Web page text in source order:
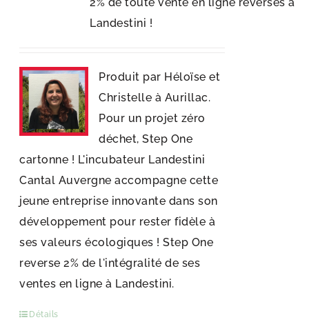
Landestini !
Produit par Héloïse et
Christelle à Aurillac.
Pour un projet zéro
déchet, Step One
cartonne ! L'incubateur Landestini
Cantal Auvergne accompagne cette
jeune entreprise innovante dans son
développement pour rester fidèle à
ses valeurs écologiques ! Step One
reverse 2% de l'intégralité de ses
ventes en ligne à Landestini.
Détails